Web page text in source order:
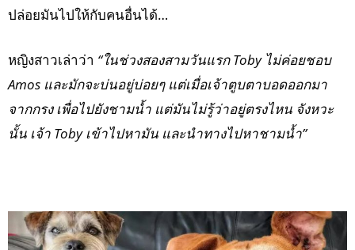
ปล่อยมันไปให้กับคนอื่นได้…
หญิงสาวเล่าว่า “ในช่วงสองสามวันแรก Toby ไม่ค่อยชอบ
Amos และมักจะบ่นอยู่บ่อยๆ แต่เมื่อเจ้าตูบตาบอดออกมา
จากกรง เพื่อไปยังชามน้ำ แต่มันไม่รู้ว่าอยู่ตรงไหน จังหวะ
นั้น เจ้า Toby เข้าไปหามัน และนำทางไปหาชามน้ำ”